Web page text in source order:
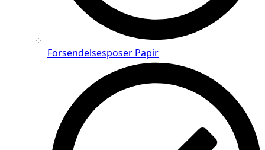
Forsendelsesposer Papir